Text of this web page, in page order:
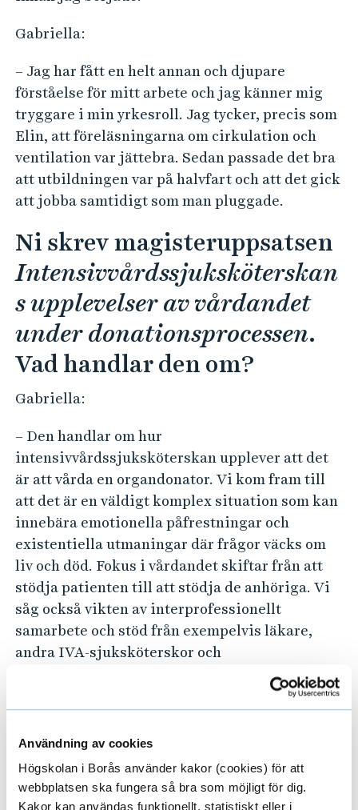
Användning av cookies
Högskolan i Borås använder kakor (cookies) för att
webbplatsen ska fungera så bra som möjligt för dig.
Kakor kan användas funktionellt, statistiskt eller i
Gabriella:
– Jag har fått en helt annan och djupare
förståelse för mitt arbete och jag känner mig
tryggare i min yrkesroll. Jag tycker, precis som
Elin, att föreläsningarna om cirkulation och
ventilation var jättebra. Sedan passade det bra
att utbildningen var på halvfart och att det gick
att jobba samtidigt som man pluggade.
Ni skrev magisteruppsatsen
Intensivvårdssjuksköterskan
s upplevelser av vårdandet
under donationsprocessen.
Vad handlar den om?
Gabriella:
– Den handlar om hur
intensivvårdssjuksköterskan upplever att det
är att vårda en organdonator. Vi kom fram till
att det är en väldigt komplex situation som kan
innebära emotionella påfrestningar och
existentiella utmaningar där frågor väcks om
liv och död. Fokus i vårdandet skiftar från att
stödja patienten till att stödja de anhöriga. Vi
såg också vikten av interprofessionellt
samarbete och stöd från exempelvis läkare,
andra IVA-sjuksköterskor och
transplantationskoordinatorn. Bristen på
samarbete kan leda till emotionell stress.
– Att vårda en organdonator händer inte så ofta
och det ställer stora krav på sjuksköterskan.